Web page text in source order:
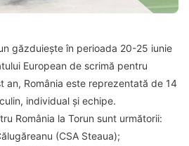
găzduiește în perioada 20-25 iunie
European de scrimă pentru
an, România este reprezentată de 14
individual și echipe.
România la Torun sunt următorii:
(CSA Steaua);